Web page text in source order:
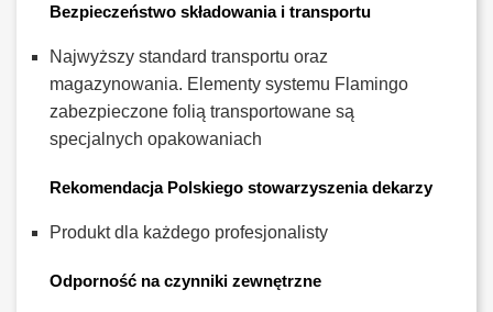
Bezpieczeństwo składowania i transportu
Najwyższy standard transportu oraz
magazynowania. Elementy systemu Flamingo
zabezpieczone folią transportowane są
specjalnych opakowaniach
Rekomendacja Polskiego stowarzyszenia dekarzy
Produkt dla każdego profesjonalisty
Odporność na czynniki zewnętrzne